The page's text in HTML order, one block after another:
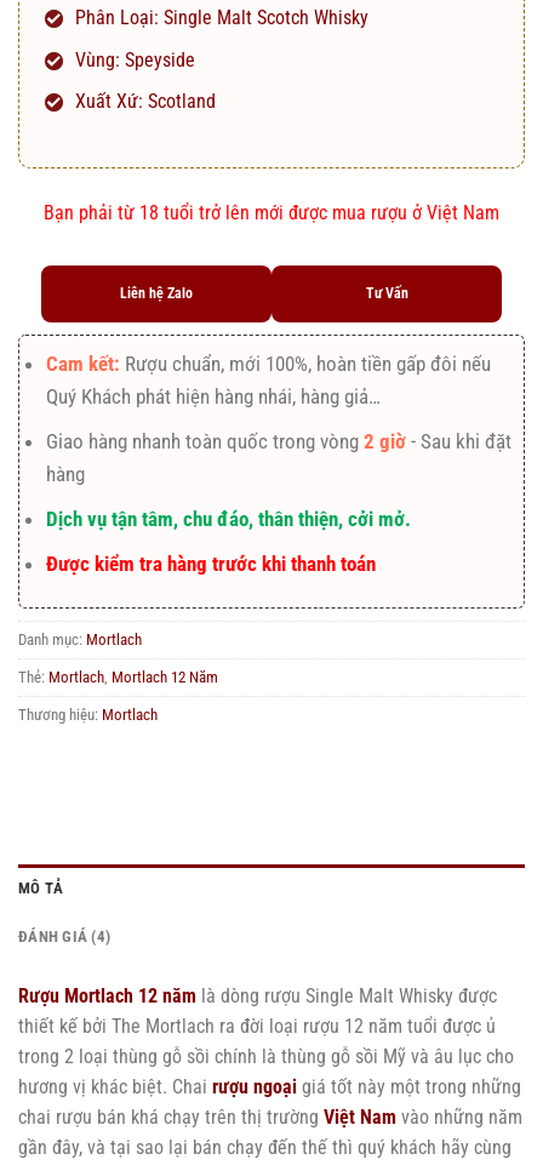
Phân Loại: Single Malt Scotch Whisky
Vùng: Speyside
Xuất Xứ: Scotland
Bạn phải từ 18 tuổi trở lên mới được mua rượu ở Việt Nam
Liên hệ Zalo Tư Vấn
Cam kết: Rượu chuẩn, mới 100%, hoàn tiền gấp đôi nếu
Quý Khách phát hiện hàng nhái, hàng giả…
Giao hàng nhanh toàn quốc trong vòng2 giờ - Sau khi đặt
hàng
Dịch vụ tận tâm, chu đáo, thân thiện, cởi mở.
Được kiểm tra hàng trước khi thanh toán
Danh mục: Mortlach
Thẻ: Mortlach, Mortlach 12 Năm
Thương hiệu: Mortlach
MÔ TẢ
ĐÁNH GIÁ (4)
Rượu Mortlach 12 năm là dòng rượu Single Malt Whisky được
thiết kế bởi The Mortlach ra đời loại rượu 12 năm tuổi được ủ
trong 2 loại thùng gỗ sồi chính là thùng gỗ sồi Mỹ và âu lục cho
hương vị khác biệt. Chai rượu ngoại giá tốt này một trong những
chai rượu bán khá chạy trên thị trường Việt Nam vào những năm
gần đây, và tại sao lại bán chạy đến thế thì quý khách hãy cùng